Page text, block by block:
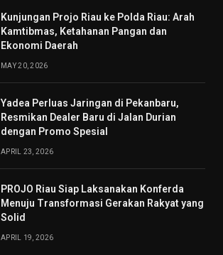
Kunjungan Projo Riau ke Polda Riau: Arah
Kamtibmas, Ketahanan Pangan dan
Ekonomi Daerah
MAY 20, 2026
Yadea Perluas Jaringan di Pekanbaru,
Resmikan Dealer Baru di Jalan Durian
dengan Promo Spesial
APRIL 23, 2026
PROJO Riau Siap Laksanakan Konferda
Menuju Transformasi Gerakan Rakyat yang
Solid
APRIL 19, 2026